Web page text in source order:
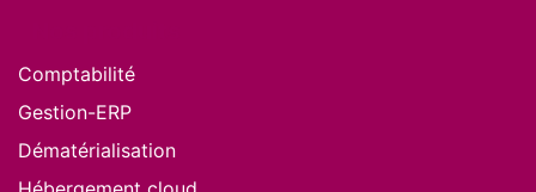
Comptabilité
Gestion-ERP
Dématérialisation